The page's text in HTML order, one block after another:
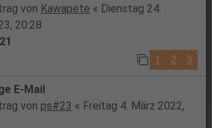
von Kawapete « Dienstag 24.
20:28
21
1 2 3
E-Mail
von ps#23 « Freitag 4. März 2022,